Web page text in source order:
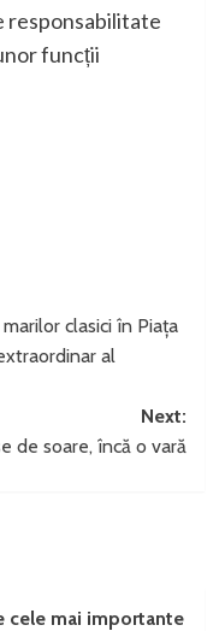
responsabilitate
funcții
clasici în Piața
al
Next:
de soare, încă o vară
cele mai importante